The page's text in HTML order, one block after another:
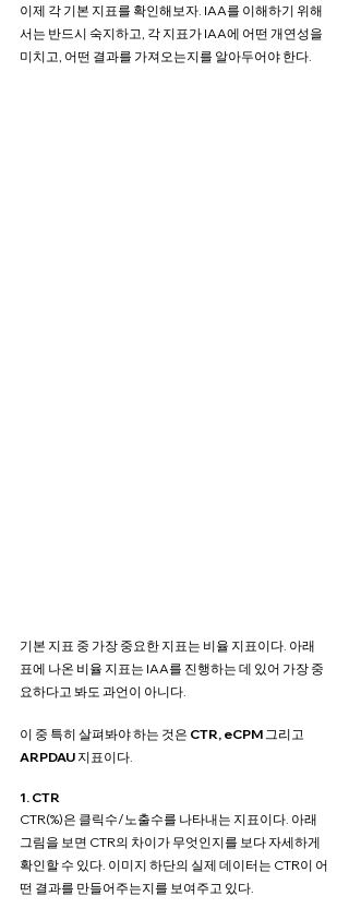
이제 각 기본 지표를 확인해보자. IAA를 이해하기 위해
서는 반드시 숙지하고, 각 지표가 IAA에 어떤 개연성을
미치고, 어떤 결과를 가져오는지를 알아두어야 한다.
기본 지표 중 가장 중요한 지표는 비율 지표이다. 아래
표에 나온 비율 지표는 IAA를 진행하는 데 있어 가장 중
요하다고 봐도 과언이 아니다.
이 중 특히 살펴봐야 하는 것은 CTR, eCPM 그리고
ARPDAU 지표이다.
1. CTR
CTR(%)은 클릭수/노출수를 나타내는 지표이다. 아래
그림을 보면 CTR의 차이가 무엇인지를 보다 자세하게
확인할 수 있다. 이미지 하단의 실제 데이터는 CTR이 어
떤 결과를 만들어주는지를 보여주고 있다.